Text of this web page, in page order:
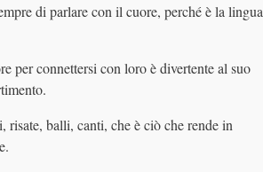
di parlare con il cuore, perché è la lingua
per connettersi con loro è divertente al suo
balli, canti, che è ciò che rende in